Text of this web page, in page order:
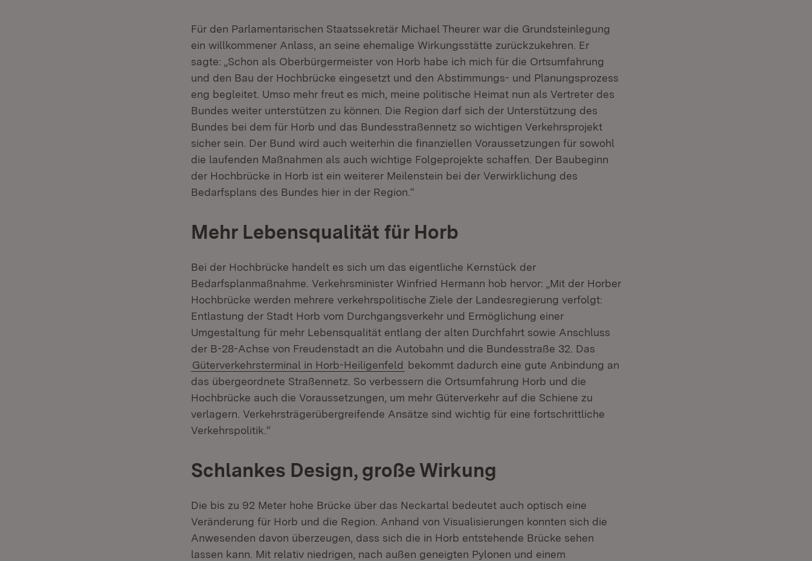
Für den Parlamentarischen Staatssekretär Michael Theurer war die Grundsteinlegung
ein willkommener Anlass, an seine ehemalige Wirkungsstätte zurückzukehren. Er
sagte: „Schon als Oberbürgermeister von Horb habe ich mich für die Ortsumfahrung
und den Bau der Hochbrücke eingesetzt und den Abstimmungs- und Planungsprozess
eng begleitet. Umso mehr freut es mich, meine politische Heimat nun als Vertreter des
Bundes weiter unterstützen zu können. Die Region darf sich der Unterstützung des
Bundes bei dem für Horb und das Bundesstraßennetz so wichtigen Verkehrsprojekt
sicher sein. Der Bund wird auch weiterhin die finanziellen Voraussetzungen für sowohl
die laufenden Maßnahmen als auch wichtige Folgeprojekte schaffen. Der Baubeginn
der Hochbrücke in Horb ist ein weiterer Meilenstein bei der Verwirklichung des
Bedarfsplans des Bundes hier in der Region.“
Mehr Lebensqualität für Horb
Bei der Hochbrücke handelt es sich um das eigentliche Kernstück der
Bedarfsplanmaßnahme. Verkehrsminister Winfried Hermann hob hervor: „Mit der Horber
Hochbrücke werden mehrere verkehrspolitische Ziele der Landesregierung verfolgt:
Entlastung der Stadt Horb vom Durchgangsverkehr und Ermöglichung einer
Umgestaltung für mehr Lebensqualität entlang der alten Durchfahrt sowie Anschluss
der B-28-Achse von Freudenstadt an die Autobahn und die Bundesstraße 32. Das
Güterverkehrsterminal in Horb-Heiligenfeld bekommt dadurch eine gute Anbindung an
das übergeordnete Straßennetz. So verbessern die Ortsumfahrung Horb und die
Hochbrücke auch die Voraussetzungen, um mehr Güterverkehr auf die Schiene zu
verlagern. Verkehrsträgerübergreifende Ansätze sind wichtig für eine fortschrittliche
Verkehrspolitik.“
Schlankes Design, große Wirkung
Die bis zu 92 Meter hohe Brücke über das Neckartal bedeutet auch optisch eine
Veränderung für Horb und die Region. Anhand von Visualisierungen konnten sich die
Anwesenden davon überzeugen, dass sich die in Horb entstehende Brücke sehen
lassen kann. Mit relativ niedrigen, nach außen geneigten Pylonen und einem